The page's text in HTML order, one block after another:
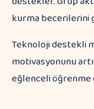
kurma becerilerini
Teknoloji destekli
motivasyonunu
eğlenceli öğrenme